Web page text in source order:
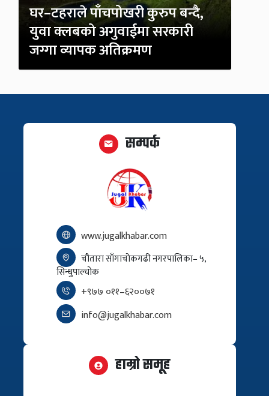
घर–टहराले पाँचपोखरी कुरुप बन्दै,
युवा क्लबको अगुवाईमा सरकारी
जग्गा व्यापक अतिक्रमण
सम्पर्क
www.jugalkhabar.com
चौतारा साँगाचोकगढी नगरपालिका– ५,
सिन्धुपाल्चोक
+९७७ ०११–६२००७१
info@jugalkhabar.com
हाम्रो समूह